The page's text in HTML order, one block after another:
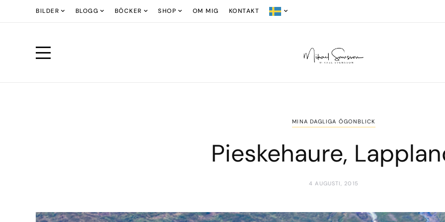
BILDER BLOGG BÖCKER SHOP OM MIG KONTAKT
MINA DAGLIGA ÖGONBLICK
Pieskehaure,
4 AUGUSTI, 2015